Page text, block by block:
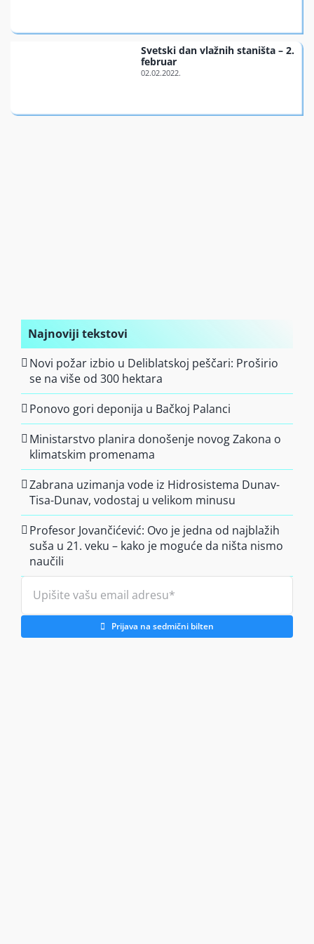
Svetski dan vlažnih staništa – 2.
februar
Najnoviji tekstovi
Novi požar izbio u Deliblatskoj peščari: Proširio
se na više od 300 hektara
Ponovo gori deponija u Bačkoj Palanci
Ministarstvo planira donošenje novog Zakona o
klimatskim promenama
Zabrana uzimanja vode iz Hidrosistema Dunav-
Tisa-Dunav, vodostaj u velikom minusu
Profesor Jovančićević: Ovo je jedna od najblažih
suša u 21. veku – kako je moguće da ništa nismo
naučili
Prijava na sedmični bilten